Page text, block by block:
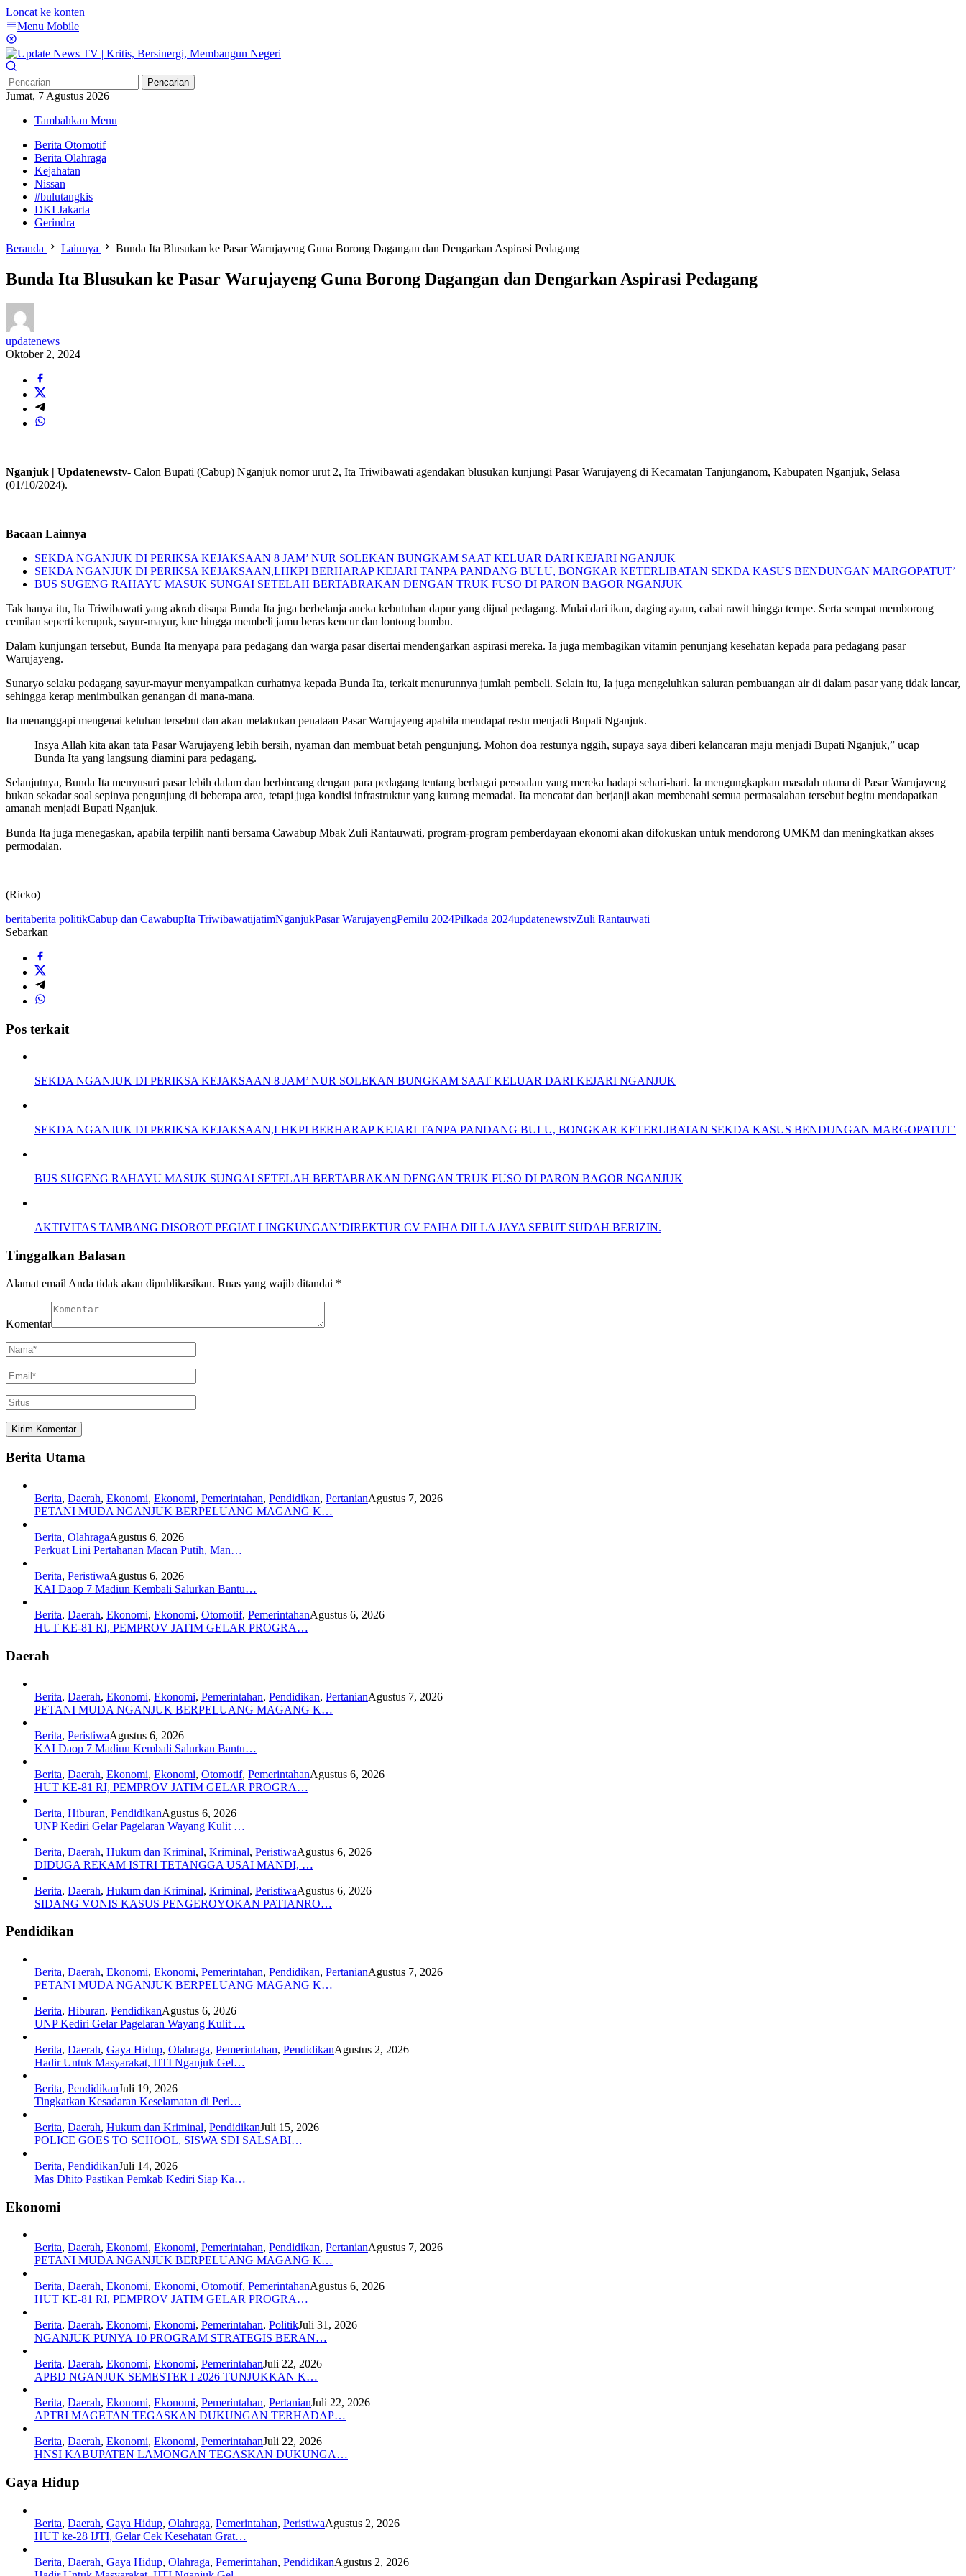
Loncat ke konten
Menu Mobile
Pencarian
Jumat, 7 Agustus 2026
Tambahkan Menu
Berita Otomotif
Berita Olahraga
Kejahatan
Nissan
#bulutangkis
DKI Jakarta
Gerindra
Beranda Lainnya Bunda Ita Blusukan ke Pasar Warujayeng Guna Borong Dagangan dan Dengarkan Aspirasi Pedagang
Bunda Ita Blusukan ke Pasar Warujayeng Guna Borong Dagangan dan Dengarkan Aspirasi Pedagang
updatenews
Oktober 2, 2024
Nganjuk | Updatenewstv- Calon Bupati (Cabup) Nganjuk nomor urut 2, Ita Triwibawati agendakan blusukan kunjungi Pasar Warujayeng di Kecamatan Tanjunganom, Kabupaten Nganjuk, Selasa
(01/10/2024).
Bacaan Lainnya
SEKDA NGANJUK DI PERIKSA KEJAKSAAN 8 JAM’ NUR SOLEKAN BUNGKAM SAAT KELUAR DARI KEJARI NGANJUK
SEKDA NGANJUK DI PERIKSA KEJAKSAAN,LHKPI BERHARAP KEJARI TANPA PANDANG BULU, BONGKAR KETERLIBATAN SEKDA KASUS BENDUNGAN MARGOPATUT’
BUS SUGENG RAHAYU MASUK SUNGAI SETELAH BERTABRAKAN DENGAN TRUK FUSO DI PARON BAGOR NGANJUK
Tak hanya itu, Ita Triwibawati yang akrab disapa Bunda Ita juga berbelanja aneka kebutuhan dapur yang dijual pedagang. Mulai dari ikan, daging ayam, cabai rawit hingga tempe. Serta sempat memborong
cemilan seperti kerupuk, sayur-mayur, kue hingga membeli jamu beras kencur dan lontong bumbu.
Dalam kunjungan tersebut, Bunda Ita menyapa para pedagang dan warga pasar disertai mendengarkan aspirasi mereka. Ia juga membagikan vitamin penunjang kesehatan kepada para pedagang pasar
Warujayeng.
Sunaryo selaku pedagang sayur-mayur menyampaikan curhatnya kepada Bunda Ita, terkait menurunnya jumlah pembeli. Selain itu, Ia juga mengeluhkan saluran pembuangan air di dalam pasar yang tidak lancar,
sehingga kerap menimbulkan genangan di mana-mana.
Ita menanggapi mengenai keluhan tersebut dan akan melakukan penataan Pasar Warujayeng apabila mendapat restu menjadi Bupati Nganjuk.
Insya Allah kita akan tata Pasar Warujayeng lebih bersih, nyaman dan membuat betah pengunjung. Mohon doa restunya nggih, supaya saya diberi kelancaran maju menjadi Bupati Nganjuk,” ucap
Bunda Ita yang langsung diamini para pedagang.
Selanjutnya, Bunda Ita menyusuri pasar lebih dalam dan berbincang dengan para pedagang tentang berbagai persoalan yang mereka hadapi sehari-hari. Ia mengungkapkan masalah utama di Pasar Warujayeng
bukan sekadar soal sepinya pengunjung di beberapa area, tetapi juga kondisi infrastruktur yang kurang memadai. Ita mencatat dan berjanji akan membenahi semua permasalahan tersebut begitu mendapatkan
amanah menjadi Bupati Nganjuk.
Bunda Ita juga menegaskan, apabila terpilih nanti bersama Cawabup Mbak Zuli Rantauwati, program-program pemberdayaan ekonomi akan difokuskan untuk mendorong UMKM dan meningkatkan akses
permodalan.
(Ricko)
beritaberita politikCabup dan CawabupIta TriwibawatijatimNganjukPasar WarujayengPemilu 2024Pilkada 2024updatenewstvZuli Rantauwati
Sebarkan
Pos terkait
SEKDA NGANJUK DI PERIKSA KEJAKSAAN 8 JAM’ NUR SOLEKAN BUNGKAM SAAT KELUAR DARI KEJARI NGANJUK
SEKDA NGANJUK DI PERIKSA KEJAKSAAN,LHKPI BERHARAP KEJARI TANPA PANDANG BULU, BONGKAR KETERLIBATAN SEKDA KASUS BENDUNGAN MARGOPATUT’
BUS SUGENG RAHAYU MASUK SUNGAI SETELAH BERTABRAKAN DENGAN TRUK FUSO DI PARON BAGOR NGANJUK
AKTIVITAS TAMBANG DISOROT PEGIAT LINGKUNGAN’DIREKTUR CV FAIHA DILLA JAYA SEBUT SUDAH BERIZIN.
Tinggalkan Balasan
Alamat email Anda tidak akan dipublikasikan. Ruas yang wajib ditandai *
Komentar
Berita Utama
Berita, Daerah, Ekonomi, Ekonomi, Pemerintahan, Pendidikan, PertanianAgustus 7, 2026
PETANI MUDA NGANJUK BERPELUANG MAGANG K…
Berita, OlahragaAgustus 6, 2026
Perkuat Lini Pertahanan Macan Putih, Man…
Berita, PeristiwaAgustus 6, 2026
KAI Daop 7 Madiun Kembali Salurkan Bantu…
Berita, Daerah, Ekonomi, Ekonomi, Otomotif, PemerintahanAgustus 6, 2026
HUT KE-81 RI, PEMPROV JATIM GELAR PROGRA…
Daerah
Berita, Daerah, Ekonomi, Ekonomi, Pemerintahan, Pendidikan, PertanianAgustus 7, 2026
PETANI MUDA NGANJUK BERPELUANG MAGANG K…
Berita, PeristiwaAgustus 6, 2026
KAI Daop 7 Madiun Kembali Salurkan Bantu…
Berita, Daerah, Ekonomi, Ekonomi, Otomotif, PemerintahanAgustus 6, 2026
HUT KE-81 RI, PEMPROV JATIM GELAR PROGRA…
Berita, Hiburan, PendidikanAgustus 6, 2026
UNP Kediri Gelar Pagelaran Wayang Kulit …
Berita, Daerah, Hukum dan Kriminal, Kriminal, PeristiwaAgustus 6, 2026
DIDUGA REKAM ISTRI TETANGGA USAI MANDI, …
Berita, Daerah, Hukum dan Kriminal, Kriminal, PeristiwaAgustus 6, 2026
SIDANG VONIS KASUS PENGEROYOKAN PATIANRO…
Pendidikan
Berita, Daerah, Ekonomi, Ekonomi, Pemerintahan, Pendidikan, PertanianAgustus 7, 2026
PETANI MUDA NGANJUK BERPELUANG MAGANG K…
Berita, Hiburan, PendidikanAgustus 6, 2026
UNP Kediri Gelar Pagelaran Wayang Kulit …
Berita, Daerah, Gaya Hidup, Olahraga, Pemerintahan, PendidikanAgustus 2, 2026
Hadir Untuk Masyarakat, IJTI Nganjuk Gel…
Berita, PendidikanJuli 19, 2026
Tingkatkan Kesadaran Keselamatan di Perl…
Berita, Daerah, Hukum dan Kriminal, PendidikanJuli 15, 2026
POLICE GOES TO SCHOOL, SISWA SDI SALSABI…
Berita, PendidikanJuli 14, 2026
Mas Dhito Pastikan Pemkab Kediri Siap Ka…
Ekonomi
Berita, Daerah, Ekonomi, Ekonomi, Pemerintahan, Pendidikan, PertanianAgustus 7, 2026
PETANI MUDA NGANJUK BERPELUANG MAGANG K…
Berita, Daerah, Ekonomi, Ekonomi, Otomotif, PemerintahanAgustus 6, 2026
HUT KE-81 RI, PEMPROV JATIM GELAR PROGRA…
Berita, Daerah, Ekonomi, Ekonomi, Pemerintahan, PolitikJuli 31, 2026
NGANJUK PUNYA 10 PROGRAM STRATEGIS BERAN…
Berita, Daerah, Ekonomi, Ekonomi, PemerintahanJuli 22, 2026
APBD NGANJUK SEMESTER I 2026 TUNJUKKAN K…
Berita, Daerah, Ekonomi, Ekonomi, Pemerintahan, PertanianJuli 22, 2026
APTRI MAGETAN TEGASKAN DUKUNGAN TERHADAP…
Berita, Daerah, Ekonomi, Ekonomi, PemerintahanJuli 22, 2026
HNSI KABUPATEN LAMONGAN TEGASKAN DUKUNGA…
Gaya Hidup
Berita, Daerah, Gaya Hidup, Olahraga, Pemerintahan, PeristiwaAgustus 2, 2026
HUT ke-28 IJTI, Gelar Cek Kesehatan Grat…
Berita, Daerah, Gaya Hidup, Olahraga, Pemerintahan, PendidikanAgustus 2, 2026